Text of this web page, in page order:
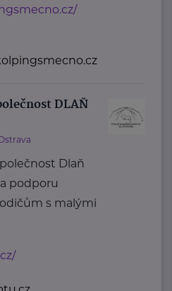
DLAŇ
Dlaň
podporu
s malými